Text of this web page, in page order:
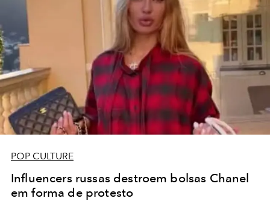
POP CULTURE
Influencers russas destroem bolsas Chanel
em forma de protesto